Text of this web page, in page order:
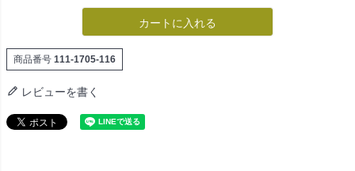
カートに入れる
商品番号 111-1705-116
レビューを書く